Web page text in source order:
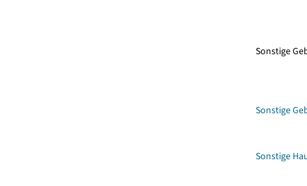
Sonstige
Sonstige
Sonstige